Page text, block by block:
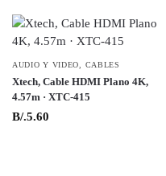
AUDIO Y VIDEO CABLES
Xtech, Cable HDMI Plano 4K,
4.57m · XTC-415
B/.5.60